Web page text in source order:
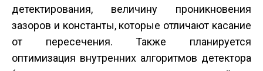
детектирования, величину проникновения
зазоров и константы, которые отличают касание
от пересечения. Также планируется
оптимизация внутренних алгоритмов детектора